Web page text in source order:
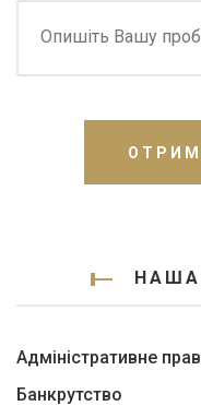
НАША
Адміністративне
Банкрутство